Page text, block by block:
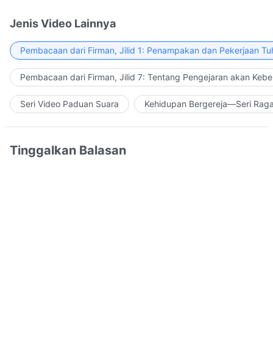
Jenis Video Lainnya
Pembacaan dari Firman, Jilid 1: Penampakan dan Pekerjaan
Pembacaan dari Firman, Jilid 7: Tentang Pengejaran akan
Seri Video Paduan Suara Kehidupan Bergereja—Seri
Tinggalkan Balasan